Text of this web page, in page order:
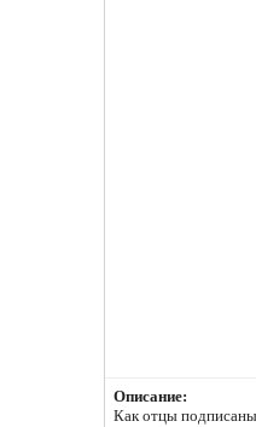
Описание:
Как отцы